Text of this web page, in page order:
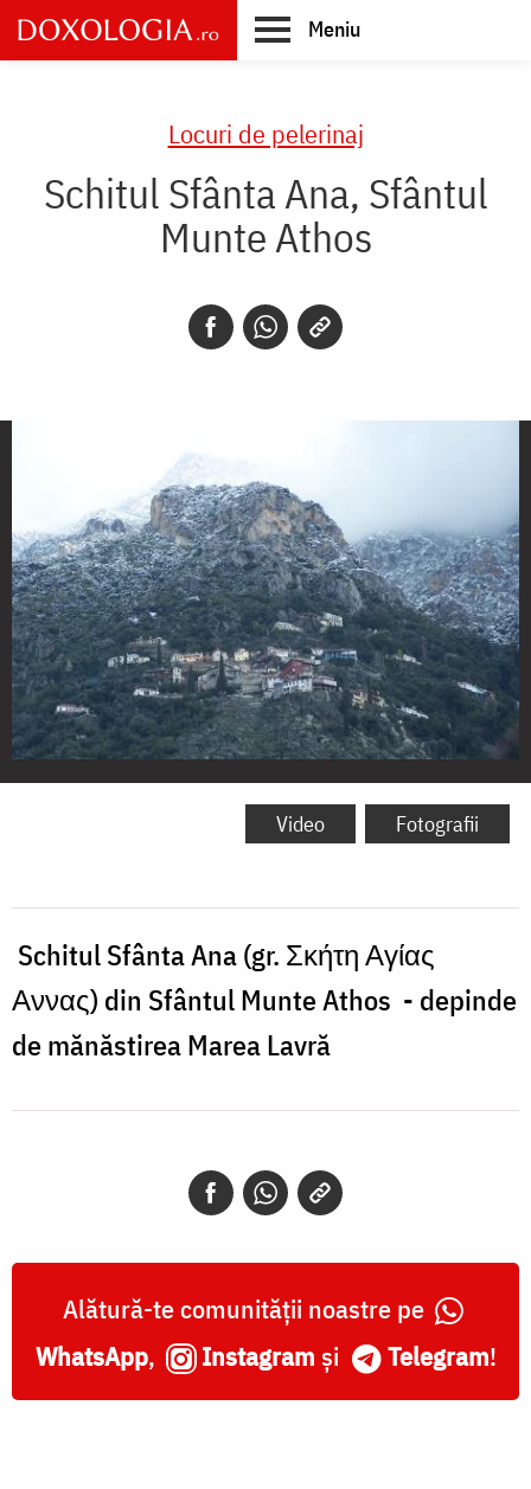
Skip
to
main
Meniu
Locuri de pelerinaj
Schitul Sfânta Ana, Sfântul
Munte Athos
Schitul
Sfântul
Munte
Athos
Video Fotografii
Schitul Sfânta Ana (gr. Σκήτη Αγίας
Αννας) din Sfântul Munte Athos - depinde
de mănăstirea Marea Lavră
Alătură-te comunității noastre pe
WhatsApp, Instagram și Telegram!